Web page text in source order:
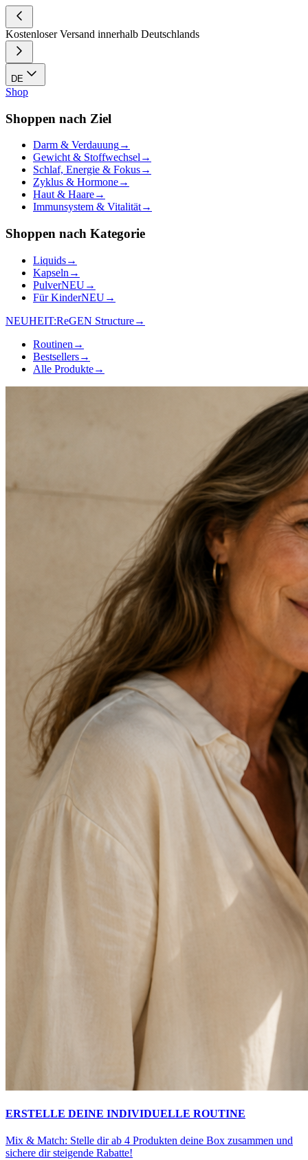
Kostenloser Versand innerhalb Deutschlands
DE
Shop
Shoppen nach Ziel
Darm & Verdauung→
Gewicht & Stoffwechsel→
Schlaf, Energie & Fokus→
Zyklus & Hormone→
Haut & Haare→
Immunsystem & Vitalität→
Shoppen nach Kategorie
Liquids→
Kapseln →
PulverNEU→
Für KinderNEU→
NEUHEIT:ReGEN Structure→
Routinen →
Bestsellers→
Alle Produkte→
ERSTELLE DEINE INDIVIDUELLE ROUTINE
Mix & Match: Stelle dir ab 4 Produkten deine Box zusammen und
sichere dir steigende Rabatte!